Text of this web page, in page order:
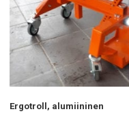
Ergotroll, alumiininen